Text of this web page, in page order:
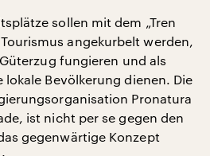
sollen mit dem „Tren
angekurbelt werden,
fungieren und als
Bevölkerung dienen. Die
Pronatura
ist nicht per se gegen den
gegenwärtige Konzept